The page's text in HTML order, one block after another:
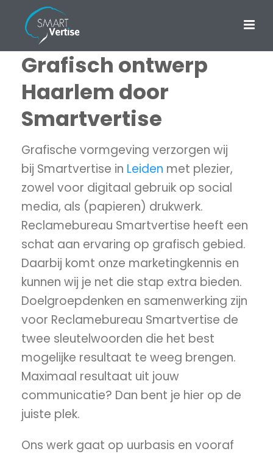
Grafisch ontwerp
Haarlem door
Smartvertise
Grafische vormgeving verzorgen wij
bij Smartvertise in Leiden met plezier,
zowel voor digitaal gebruik op social
media, als (papieren) drukwerk.
Reclamebureau Smartvertise heeft een
schat aan ervaring op grafisch gebied.
Daarbij komt onze marketingkennis en
kunnen wij je net die stap extra bieden.
Doelgroepdenken en samenwerking zijn
voor Reclamebureau Smartvertise de
twee sleutelwoorden die het best
mogelijke resultaat te weeg brengen.
Maximaal resultaat uit jouw
communicatie? Dan bent je hier op de
juiste plek.
Ons werk gaat op uurbasis en vooraf